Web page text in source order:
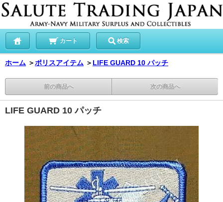
カート 検索
ホーム ＞ポリスアイテム ＞ LIFE GUARD 10 パッチ
前の商品へ 次の商品へ
LIFE GUARD 10 パッチ